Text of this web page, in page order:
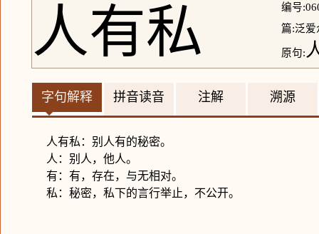
人有私
编号
篇:泛爱
原句:
字句解释 拼音读音 注解 溯源
人有私：别人有的秘密。
人：别人，他人。
有：有，存在，与无相对。
私：秘密，私下的言行举止，不公开。